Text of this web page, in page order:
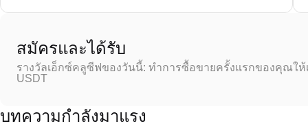
สมัครและได้รับ
รางวัลเอ็กซ์คลูซีฟของวันนี้: ทำการซื้อขายครั้งแรกของคุณใ
USDT
บทความกำลังมาแรง